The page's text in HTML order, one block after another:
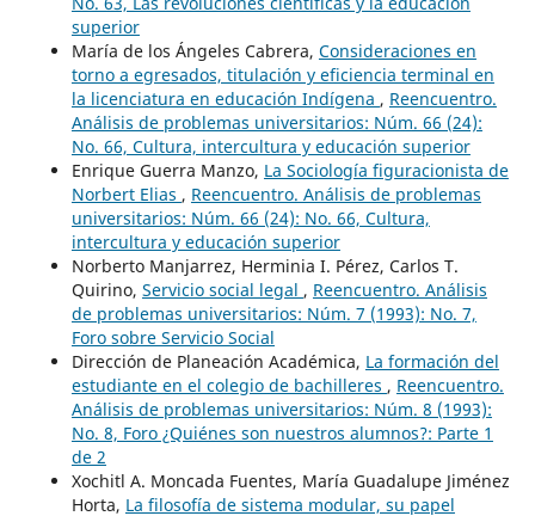
superior
María de los Ángeles Cabrera, Consideraciones en
torno a egresados, titulación y eficiencia terminal en
la licenciatura en educación Indígena , Reencuentro.
Análisis de problemas universitarios: Núm. 66 (24):
No. 66, Cultura, intercultura y educación superior
Enrique Guerra Manzo, La Sociología figuracionista de
Norbert Elias , Reencuentro. Análisis de problemas
universitarios: Núm. 66 (24): No. 66, Cultura,
intercultura y educación superior
Norberto Manjarrez, Herminia I. Pérez, Carlos T.
Quirino, Servicio social legal , Reencuentro. Análisis
de problemas universitarios: Núm. 7 (1993): No. 7,
Foro sobre Servicio Social
Dirección de Planeación Académica, La formación del
estudiante en el colegio de bachilleres , Reencuentro.
Análisis de problemas universitarios: Núm. 8 (1993):
No. 8, Foro ¿Quiénes son nuestros alumnos?: Parte 1
de 2
Xochitl A. Moncada Fuentes, María Guadalupe Jiménez
Horta, La filosofía de sistema modular, su papel